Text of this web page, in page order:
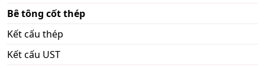
Bê tông cốt thép
Kết cấu thép
Kết cấu UST